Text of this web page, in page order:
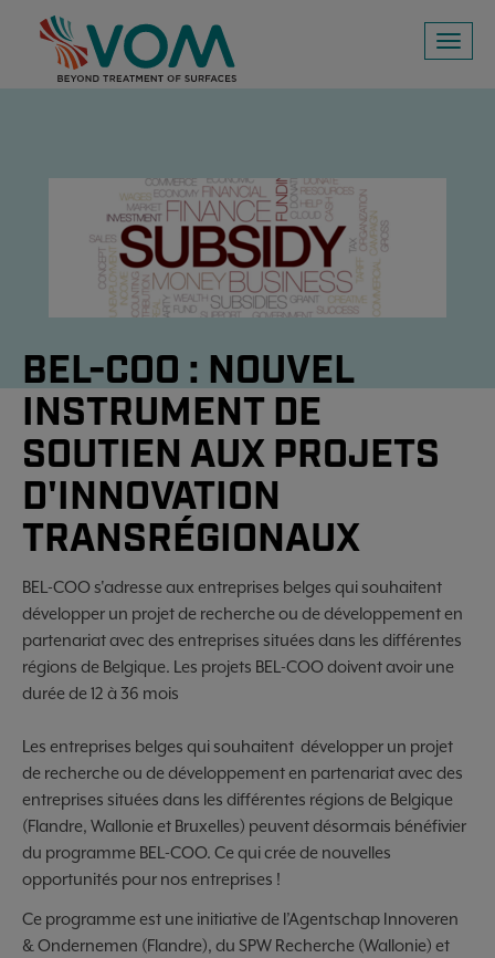
Toggle
BEL-COO : NOUVEL
INSTRUMENT DE
SOUTIEN AUX PROJETS
D'INNOVATION
TRANSRÉGIONAUX
BEL-COO s'adresse aux entreprises belges qui souhaitent
développer un projet de recherche ou de développement en
partenariat avec des entreprises situées dans les différentes
régions de Belgique. Les projets BEL-COO doivent avoir une
durée de 12 à 36 mois
Les entreprises belges qui souhaitent développer un projet
de recherche ou de développement en partenariat avec des
entreprises situées dans les différentes régions de Belgique
(Flandre, Wallonie et Bruxelles) peuvent désormais bénéfivier
du programme BEL-COO. Ce qui crée de nouvelles
opportunités pour nos entreprises !
Ce programme est une initiative de l’Agentschap Innoveren
& Ondernemen (Flandre), du SPW Recherche (Wallonie) et